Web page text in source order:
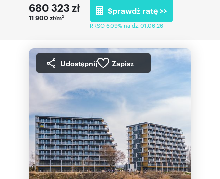
680 323 zł
11 900 zł/m2
Sprawdź ratę >>
RRSO 6,09% na dz. 01.06.26
Udostępnij Zapisz